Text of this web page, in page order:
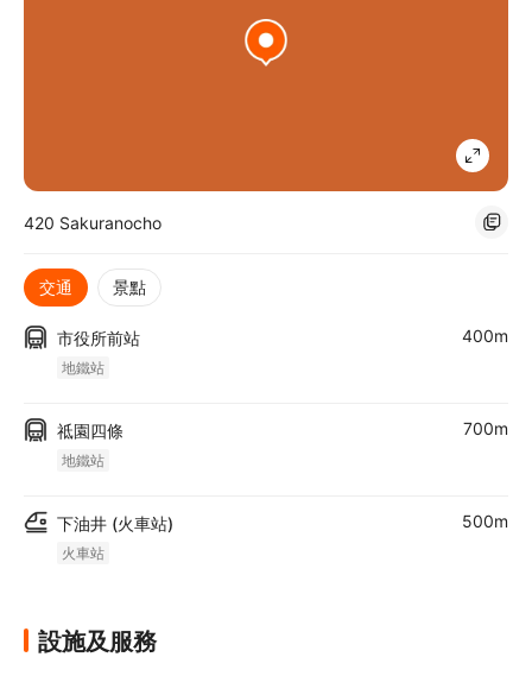
420 Sakuranocho
交通 景點
市役所前站
地鐵站
400m
祗園四條
地鐵站
700m
下油井 (火車站)
火車站
500m
設施及服務